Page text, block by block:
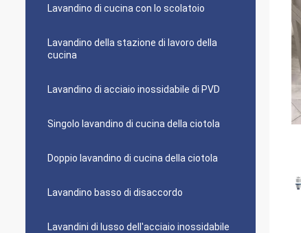
Lavandino di cucina con lo scolatoio
Lavandino della stazione di lavoro della
cucina
Lavandino di acciaio inossidabile di PVD
Singolo lavandino di cucina della ciotola
Doppio lavandino di cucina della ciotola
Lavandino basso di disaccordo
Lavandini di lusso dell'acciaio inossidabile